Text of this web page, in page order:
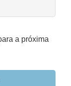
a próxima